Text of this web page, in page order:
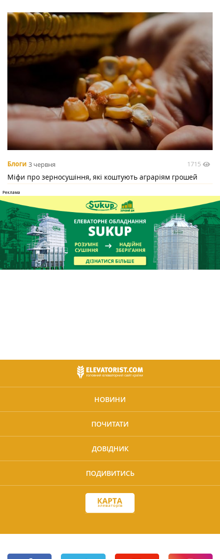
Блоги 3 червня 1715
Міфи про зерносушіння, які коштують аграріям грошей
НОВИНИ
ПОЧИТАТИ
ДОВІДНИК
ПОДИВИТИСЬ